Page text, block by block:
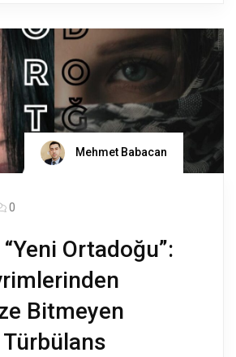
Mehmet Babacan
0
“Yeni Ortadoğu”:
Bitmeyen